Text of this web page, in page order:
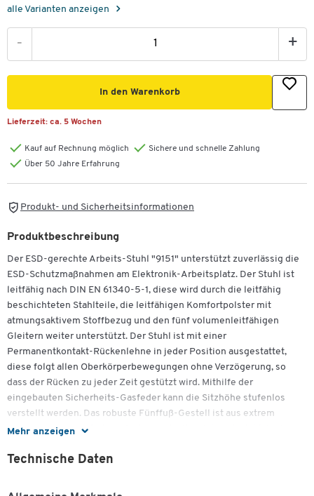
alle Varianten anzeigen
- +
In den Warenkorb
Lieferzeit: ca. 5 Wochen
Kauf auf Rechnung möglich
Sichere und schnelle Zahlung
Über 50 Jahre Erfahrung
Produkt- und Sicherheitsinformationen
Mehr anzeigen
Produktbeschreibung
Der ESD-gerechte Arbeits-Stuhl "9151" unterstützt zuverlässig die
ESD-Schutzmaßnahmen am Elektronik-Arbeitsplatz. Der Stuhl ist
leitfähig nach DIN EN 61340-5-1, diese wird durch die leitfähig
beschichteten Stahlteile, die leitfähigen Komfortpolster mit
atmungsaktivem Stoffbezug und den fünf volumenleitfähigen
Gleitern weiter unterstützt. Der Stuhl ist mit einer
Permanentkontakt-Rückenlehne in jeder Position ausgestattet,
diese folgt allen Oberkörperbewegungen ohne Verzögerung, so
dass der Rücken zu jeder Zeit gestützt wird. Mithilfe der
eingebauten Sicherheits-Gasfeder kann die Sitzhöhe stufenlos
verstellt werden. Das robuste Fünffuß-Gestell ist aus extrem
stabilem Profilstahlrohr gefertigt und mit weichen, lastabhängig
Technische Daten